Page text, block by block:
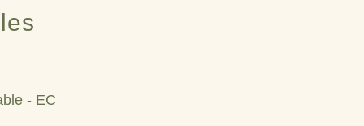
- EC